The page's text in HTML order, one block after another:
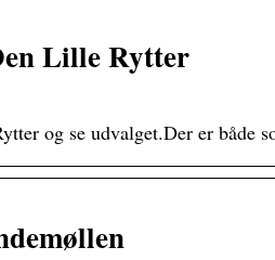
Lille Rytter
og se udvalget.Der er både